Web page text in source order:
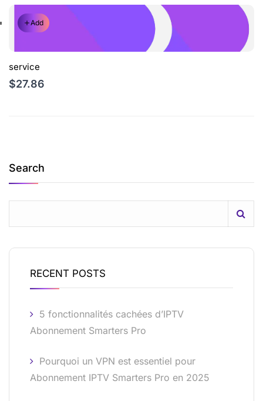
Add
service
$27.86
Search
RECENT POSTS
5 fonctionnalités cachées d’IPTV
Abonnement Smarters Pro
Pourquoi un VPN est essentiel pour
Abonnement IPTV Smarters Pro en 2025